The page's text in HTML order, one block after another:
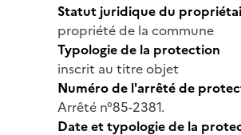
Statut juridique du
propriété de la commune
Typologie de la protection
inscrit au titre objet
Numéro de l'arrêté de
Arrêté n°85-2381.
Date et typologie de la